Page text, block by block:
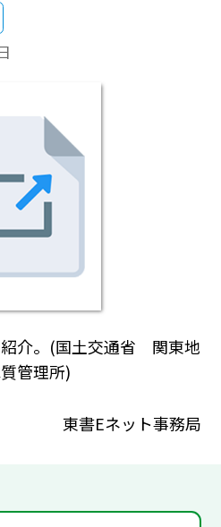
介。(国土交通省 関東地
管理所)
東書Eネット事務局